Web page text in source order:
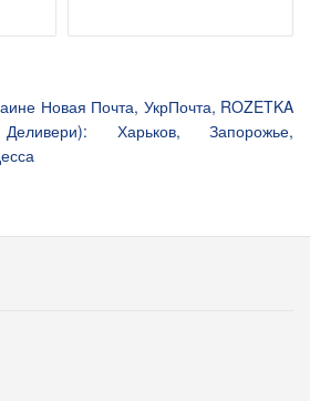
Новая Почта, УкрПочта, ROZETKA
Харьков, Запорожье,